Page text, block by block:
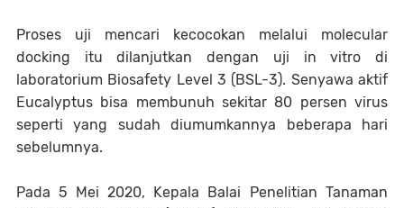
Proses uji mencari kecocokan melalui molecular
docking itu dilanjutkan dengan uji in vitro di
laboratorium Biosafety Level 3 (BSL-3). Senyawa aktif
Eucalyptus bisa membunuh sekitar 80 persen virus
seperti yang sudah diumumkannya beberapa hari
sebelumnya.
Pada 5 Mei 2020, Kepala Balai Penelitian Tanaman